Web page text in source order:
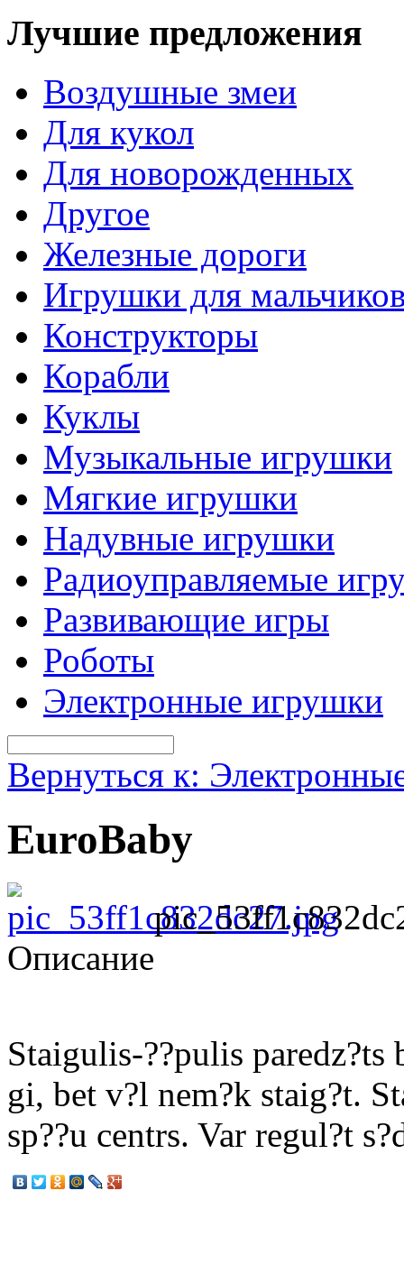
Лучшие предложения
Воздушные змеи
Для кукол
Для новорожденных
Другое
Железные дороги
Игрушки для
Конструкторы
Корабли
Куклы
Музыкальные игрушки
Мягкие игрушки
Надувные игрушки
Радиоуправляемые
Развивающие игры
Роботы
Электронные игрушки
Вернуться к:
EuroBaby
Описание
Staigulis-??pulis paredz?ts
gi, bet v?l nem?k staig?t.
sp??u centrs. Var regul?t